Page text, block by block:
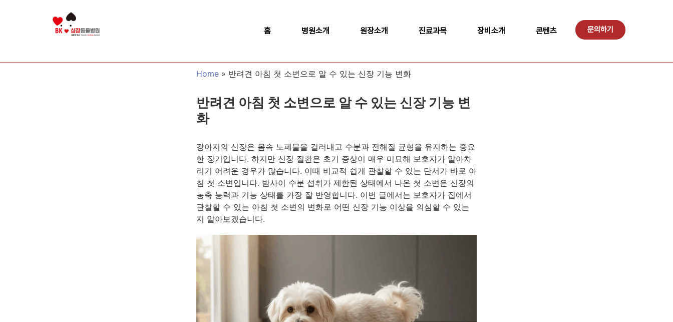
홈 병원소개 원장소개 진료과목 장비소개 콘텐츠 문의하기
Home » 반려견 아침 첫 소변으로 알 수 있는 신장 기능 변화
반려견 아침 첫 소변으로 알 수 있는 신장 기능 변
화
강아지의 신장은 몸속 노폐물을 걸러내고 수분과 전해질 균형을 유지하는 중요
한 장기입니다. 하지만 신장 질환은 초기 증상이 매우 미묘해 보호자가 알아차
리기 어려운 경우가 많습니다. 이때 비교적 쉽게 관찰할 수 있는 단서가 바로 아
침 첫 소변입니다. 밤사이 수분 섭취가 제한된 상태에서 나온 첫 소변은 신장의
농축 능력과 기능 상태를 가장 잘 반영합니다. 이번 글에서는 보호자가 집에서
관찰할 수 있는 아침 첫 소변의 변화로 어떤 신장 기능 이상을 의심할 수 있는
지 알아보겠습니다.